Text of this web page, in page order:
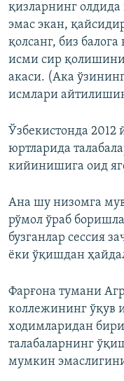
қизларнинг
эмас экан,
қолсанг, биз
исми сир қолишини
акаси. (Ака
исмлари
Ўзбекистонда 2012
юртларида
кийинишига оид
Ана шу низомга
рўмол ўраб
бузганлар сессия
ёки ўқишдан
Фарғона тумани
коллежининг ўқув
ходимларидан
талабаларнинг
мумкин